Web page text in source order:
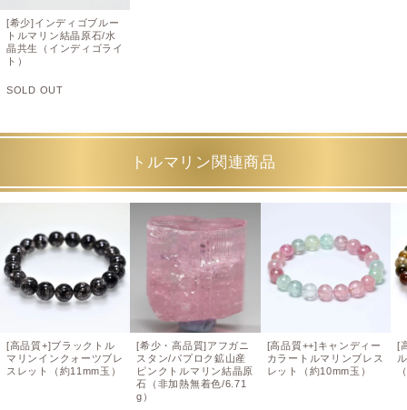
[希少]インディゴブルー
トルマリン結晶原石/水
晶共生（インディゴライ
ト）
SOLD OUT
トルマリン関連商品
[高品質+]ブラックトル
マリンインクォーツブレ
スレット（約11mm玉）
[希少・高品質]アフガニ
スタン/パプロク鉱山産
ピンクトルマリン結晶原
石（非加熱無着色/6.71
g）
[高品質++]キャンディー
カラートルマリンブレス
レット（約10mm玉）
[